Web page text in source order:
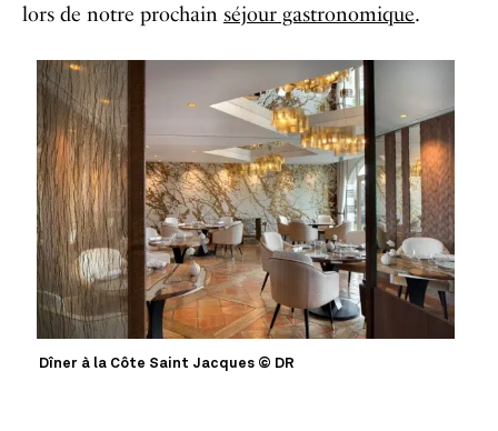
lors de notre prochain séjour gastronomique.
Dîner à la Côte Saint Jacques © DR